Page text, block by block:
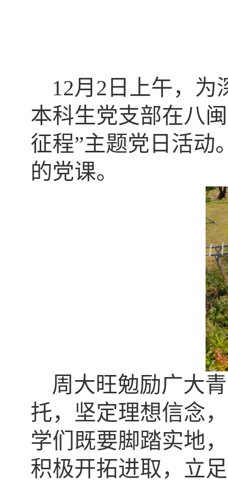
12月 2 日上午，为
本科生党支部在八
征程”主题党日活动
的党课。
周大旺勉励广大
托，坚定理想信念
学们既要脚踏实地
积极开拓进取，立